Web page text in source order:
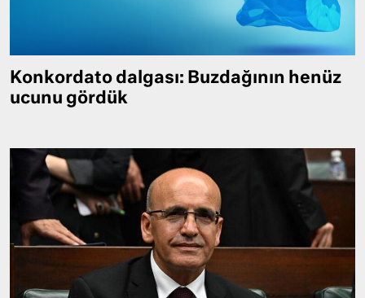
Konkordato dalgası: Buzdağının henüz
ucunu gördük